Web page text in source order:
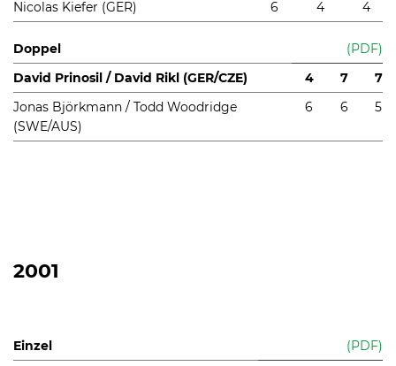
Nicolas Kiefer (GER) 6 4 4
Doppel
(PDF)
David Prinosil / David Rikl (GER/CZE)
4 7
7
Jonas Björkmann / Todd Woodridge
(SWE/AUS)
6 6 5
2001
Einzel
(PDF)